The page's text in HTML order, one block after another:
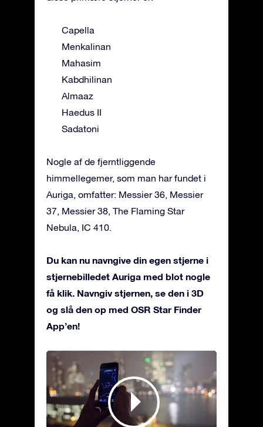
Capella
Menkalinan
Mahasim
Kabdhilinan
Almaaz
Haedus II
Sadatoni
Nogle af de fjerntliggende
himmellegemer, som man har fundet i
Auriga, omfatter: Messier 36, Messier
37, Messier 38, The Flaming Star
Nebula, IC 410.
Du kan nu navngive din egen stjerne i
stjernebilledet Auriga med blot nogle
få klik. Navngiv stjernen, se den i 3D
og slå den op med OSR Star Finder
App’en!